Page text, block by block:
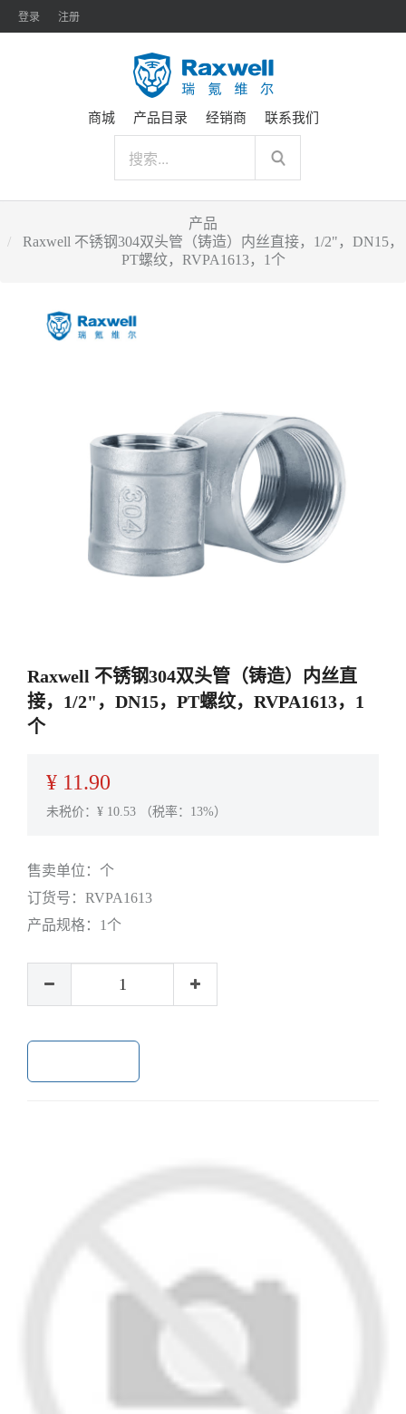
登录 注册
商城 产品目录 经销商 联系我们
产品
Raxwell 不锈钢304双头管（铸造）内丝直接，1/2"，DN15，
PT螺纹，RVPA1613，1个
Raxwell 不锈钢304双头管（铸造）内丝直
接，1/2"，DN15，PT螺纹，RVPA1613，1
个
¥ 11.90
未税价：¥ 10.53 （税率：13%）
售卖单位： 个
订货号： RVPA1613
产品规格： 1个